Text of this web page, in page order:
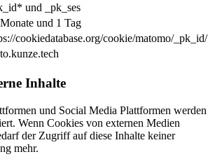
und _pk_ses
und 1 Tag
cookiedatabase.org/cookie/matomo/_pk_id/
Inhalte
und Social Media Plattformen werden
Wenn Cookies von externen Medien
der Zugriff auf diese Inhalte keiner
mehr.